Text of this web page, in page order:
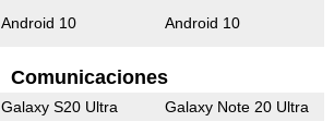
Android 10 Android 10
Comunicaciones
Galaxy S20 Ultra Galaxy Note 20 Ultra